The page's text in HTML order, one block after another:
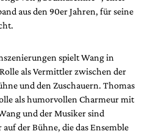
aus den 90er Jahren, für seine
spielt Wang in
als Vermittler zwischen der
und den Zuschauern. Thomas
als humorvollen Charmeur mit
und der Musiker sind
der Bühne, die das Ensemble